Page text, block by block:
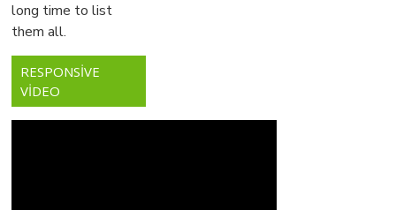
long time to list
them all.
RESPONSIVE
VIDEO